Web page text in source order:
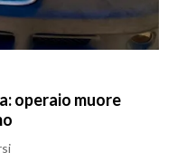
operaio muore